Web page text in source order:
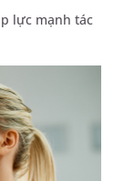
lực mạnh tác